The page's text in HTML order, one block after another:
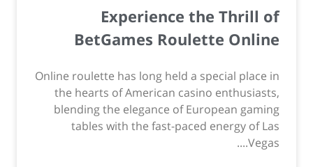
Experience the Thrill of
BetGames Roulette Online
Online roulette has long held a special place in
the hearts of American casino enthusiasts,
blending the elegance of European gaming
tables with the fast-paced energy of Las
Vegas....